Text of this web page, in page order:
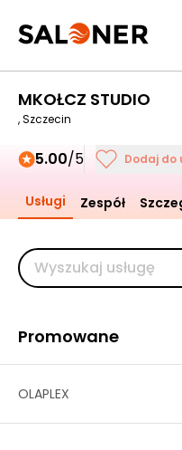
MKOŁCZ STUDIO
, Szczecin
5.00/5 Dodaj do
Usługi Zespół
Promowane
OLAPLEX